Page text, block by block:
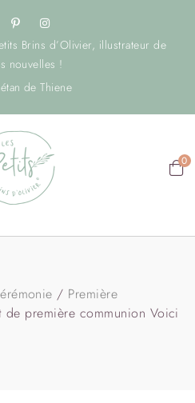
Brins d’Olivier, illustrateur de
nouvelles !
de Thiene
0
/ Première
de première communion Voici